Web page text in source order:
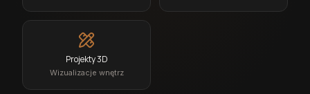
Projekty 3D
Wizualizacje wnętrz